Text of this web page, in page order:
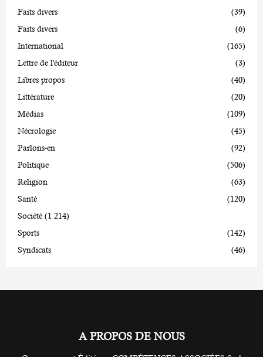
Faits divers
(39)
Faits divers
(6)
International
(165)
Lettre de l'éditeur
(3)
Libres propos
(40)
Littérature
(20)
Médias
(109)
Nécrologie
(45)
Parlons-en
(92)
Politique
(506)
Religion
(63)
Santé
(120)
Société (1 214)
Sports
(142)
Syndicats
(46)
A PROPOS DE NOUS